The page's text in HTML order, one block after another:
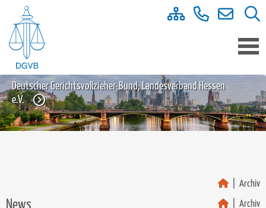
Deutscher Gerichtsvollzieher-Bund, Landesverband Hessen
e.V.
Archiv
Archiv